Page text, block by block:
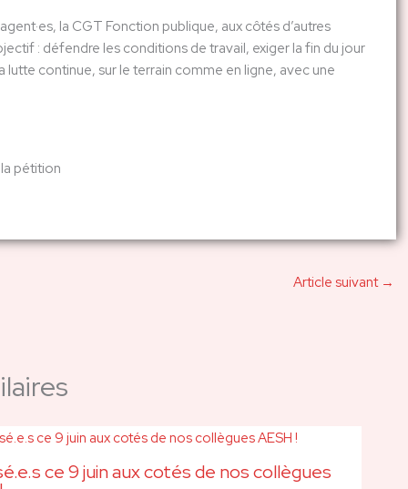
la CGT Fonction publique, aux côtés d’autres
: défendre les conditions de travail, exiger la fin du jour
continue, sur le terrain comme en ligne, avec une
pétition
Article suivant →
ce 9 juin aux cotés de nos collègues